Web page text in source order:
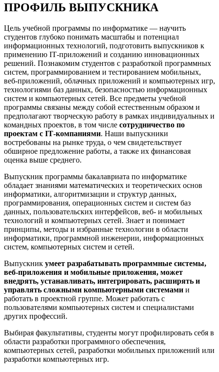
ПРОФИЛЬ ВЫПУСКНИКА
Цель учебной программы по информатике — научить
студентов глубоко понимать масштабы и потенциал
информационных технологий, подготовить выпускников к
применению IТ-приложений и созданию инновационных
решений. Познакомим студентов с разработкой программных
систем, программированием и тестированием мобильных,
веб-приложений, облачных приложений и компьютерных игр,
технологиями баз данных, безопасностью информационных
систем и компьютерных сетей. Все предметы учебной
программы связаны между собой естественным образом и
предполагают творческую работу в рамках индивидуальных и
командных проектов, в том числе сотрудничество по
проектам с IТ-компаниями. Наши выпускники
востребованы на рынке труда, о чем свидетельствует
обширное предложение работы, а также их финансовая
оценка выше среднего.
Выпускник программы бакалавриата по информатике
обладает знаниями математических и теоретических основ
информатики, алгоритмизации и структур данных,
программирования, операционных систем и систем баз
данных, пользовательских интерфейсов, веб- и мобильных
технологий и компьютерных сетей. Знает и понимает
принципы, методы и избранные технологии в области
информатики, программной инженерии, информационных
систем, компьютерных систем и сетей.
Выпускник умеет разрабатывать программные системы,
веб-приложения и мобильные приложения, может
внедрять, устанавливать, интегрировать, расширять и
управлять сложными компьютерными системами и
работать в проектной группе. Может работать с
пользователями компьютерных систем и специалистами
других профессий.
Выбирая факультативы, студенты могут профилировать себя в
области разработки программного обеспечения,
компьютерных сетей, разработки мобильных приложений или
разработки компьютерных игр.